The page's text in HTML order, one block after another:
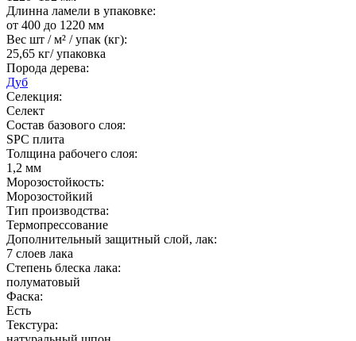
Длинна ламели в упаковке:
от 400 до 1220 мм
Вес шт / м² / упак (кг):
25,65 кг/ упаковка
Порода дерева:
Дуб
Селекция:
Селект
Состав базового слоя:
SPC плита
Толщина рабочего слоя:
1,2 мм
Морозостойкость:
Морозостойкий
Тип производства:
Термопрессование
Дополнительный защитный слой, лак:
7 слоев лака
Степень блеска лака:
полуматовый
Фаска:
Есть
Текстура: